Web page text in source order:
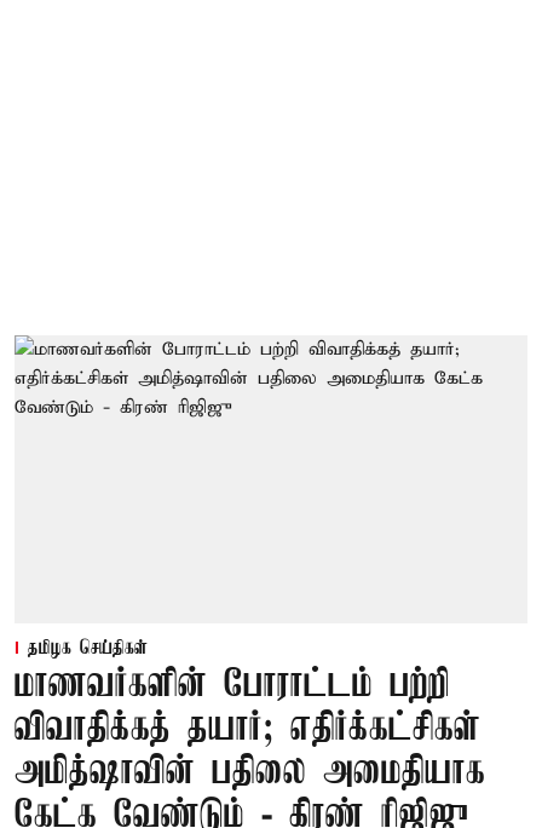
தமிழக செய்திகள்
மாணவர்களின் போராட்டம் பற்றி
விவாதிக்கத் தயார்; எதிர்க்கட்சிகள்
அமித்ஷாவின் பதிலை அமைதியாக
கேட்க வேண்டும் - கிரண் ரிஜிஜு